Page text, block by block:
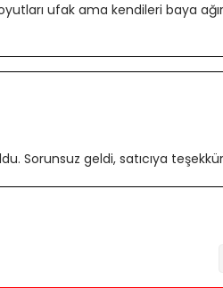
ufak ama kendileri baya
Sorunsuz geldi, satıcıya